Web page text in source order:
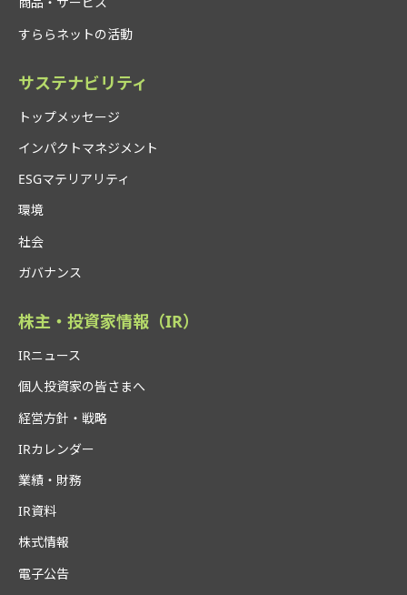
すららネットの活動
サステナビリティ
トップメッセージ
インパクトマネジメント
ESGマテリアリティ
環境
社会
ガバナンス
株主・投資家情報（IR）
IRニュース
個人投資家の皆さまへ
経営方針・戦略
IRカレンダー
業績・財務
IR資料
株式情報
電子公告